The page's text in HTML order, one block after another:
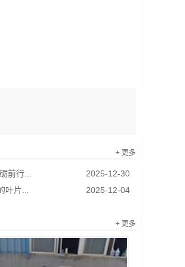
+ 更多
2025-12-30
前行...
2025-12-04
片...
+ 更多